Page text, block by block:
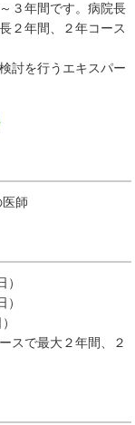
３年間です。病院長
２年間、２年コース
討を行うエキスパー
師
スで最大２年間、２